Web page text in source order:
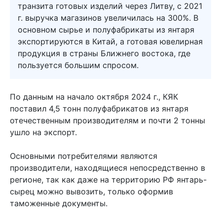
транзита готовых изделий через Литву, с 2021
г. выручка магазинов увеличилась на 300%. В
основном сырье и полуфабрикаты из янтаря
экспортируются в Китай, а готовая ювелирная
продукция в страны Ближнего востока, где
пользуется большим спросом.
По данным на начало октября 2024 г., КЯК
поставил 4,5 тонн полуфабрикатов из янтаря
отечественным производителям и почти 2 тонны
ушло на экспорт.
Основными потребителями являются
производители, находящиеся непосредственно в
регионе, так как даже на территорию РФ янтарь-
сырец можно вывозить, только оформив
таможенные документы.